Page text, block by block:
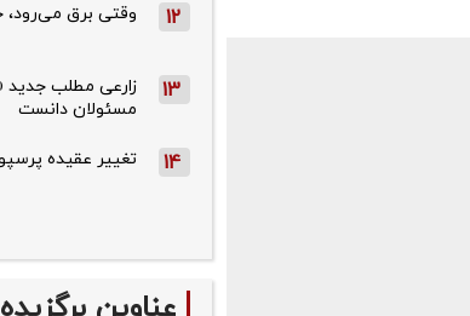
12 وقتی برق
13
زارعی مطلب جدید
مسئولان دانست
14 تغییر عقیده